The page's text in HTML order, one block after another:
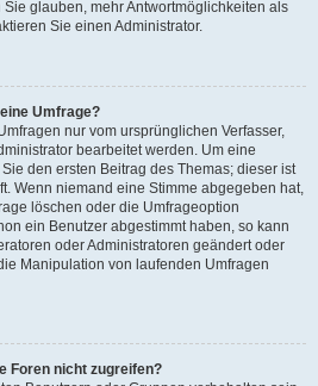
glauben, mehr Antwortmöglichkeiten als
Sie einen Administrator.
Umfrage?
nur vom ursprünglichen Verfasser,
bearbeitet werden. Um eine
den ersten Beitrag des Themas; dieser ist
Wenn niemand eine Stimme abgegeben hat,
löschen oder die Umfrageoption
ein Benutzer abgestimmt haben, so kann
oder Administratoren geändert oder
Manipulation von laufenden Umfragen
Foren nicht zugreifen?